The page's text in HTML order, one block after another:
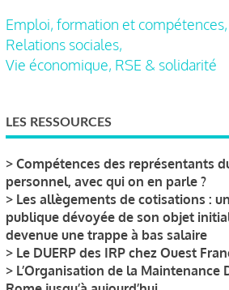
Emploi, formation et compétences,
Relations sociales,
Vie économique, RSE & solidarité
LES RESSOURCES
> Compétences des représentants
personnel, avec qui on en parle ?
> Les allègements de cotisations :
publique dévoyée de son objet
devenue une trappe à bas salaire
> Le DUERP des IRP chez Ouest
> L’Organisation de la Maintenance